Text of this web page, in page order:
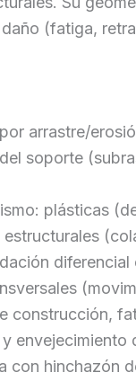
(fatiga,
arrastre/
soporte
plásticas
diferencial
construcción,
con hinchazón